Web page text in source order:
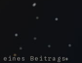
eines Beitrags